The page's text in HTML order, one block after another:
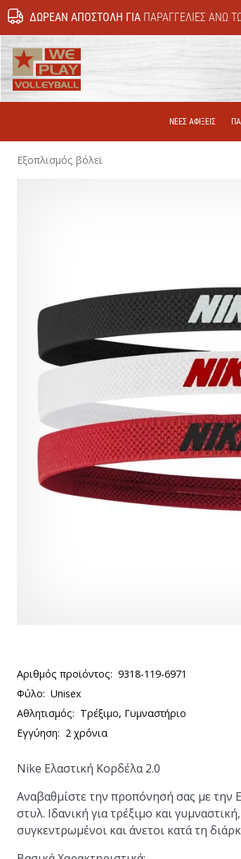
ΔΩΡΕΆΝ ΑΠΟΣΤΟΛΉ ΓΙΑΠΑΡΑΓΓΕΛΊΕΣ ΆΝΩ
ΝΕΕΣ ΑΦΙΞΕΙΣ
Εξοπλισμός βόλεϊ
Αριθμός προϊόντος: 9318-119-6971
Φύλο: Unisex
Αθλητισμός: Τρέξιμο, Γυμναστήριο
Εγγύηση: 2 χρόνια
Nike Ελαστική Κορδέλα 2.0
Αναβαθμίστε την προπόνησή σας με την
στυλ. Ιδανική για τρέξιμο και
συγκεντρωμένοι και άνετοι κατά τη